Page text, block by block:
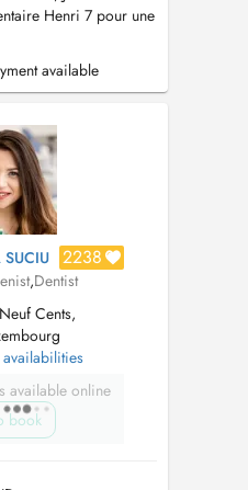
Henri 7 pour une
votre santé bucco-
suivantes: -
des
- S...
available
2238
,Dentist
Cents,
available online
book